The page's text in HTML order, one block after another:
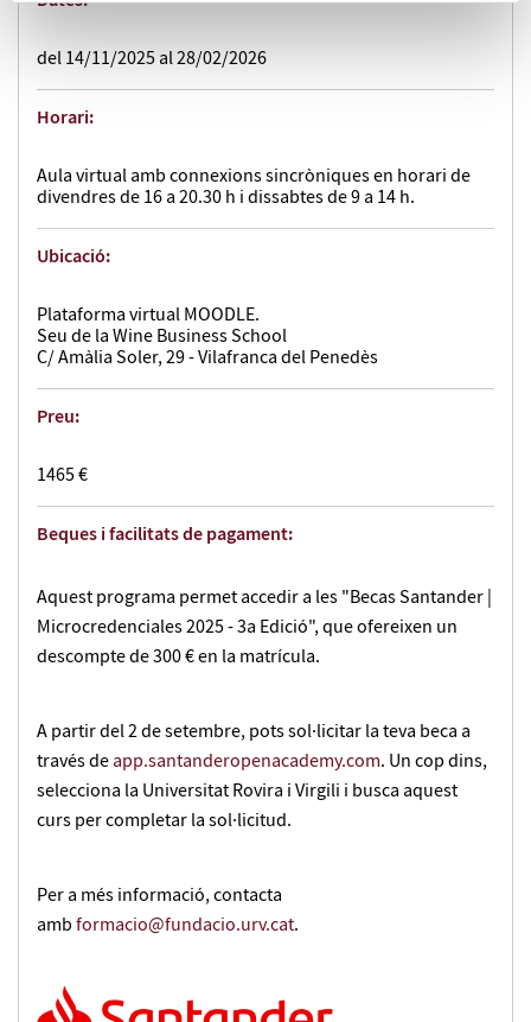
del 14/11/2025 al 28/02/2026
Horari:
Aula virtual amb connexions sincròniques en horari de
divendres de 16 a 20.30 h i dissabtes de 9 a 14 h.
Ubicació:
Plataforma virtual MOODLE.
Seu de la Wine Business School
C/ Amàlia Soler, 29 - Vilafranca del Penedès
Preu:
1465 €
Beques i facilitats de pagament:
Aquest programa permet accedir a les "Becas Santander |
Microcredenciales 2025 - 3a Edició", que ofereixen un
descompte de 300 € en la matrícula.
A partir del 2 de setembre, pots sol·licitar la teva beca a
través deapp.santanderopenacademy.com. Un cop dins,
selecciona la Universitat Rovira i Virgili i busca aquest
curs per completar la sol·licitud.
Per a més informació, contacta
ambformacio@fundacio.urv.cat.